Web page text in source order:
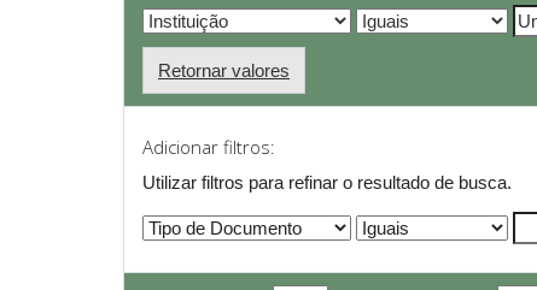
Retornar valores
Adicionar filtros:
Utilizar filtros para refinar o resultado de busca.